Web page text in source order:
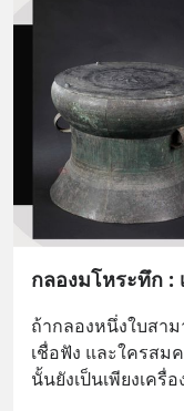
กลองมโหระทึก :
ถ้ากลองหนึ่งใบสา
เชื่อฟัง และใครสม
นั้นยังเป็นเพียงเครื่